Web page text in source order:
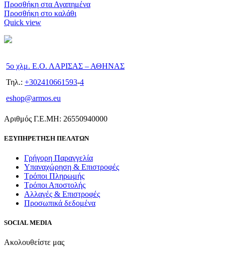
Προσθήκη στα Αγαπημένα
Προσθήκη στο καλάθι
Quick view
5ο χλμ. Ε.Ο. ΛΑΡΙΣΑΣ – ΑΘΗΝΑΣ
Τηλ.: +302410661593-4
eshop@armos.eu
Αριθμός Γ.Ε.ΜΗ: 26550940000
ΕΞΥΠΗΡΕΤΗΣΗ ΠΕΛΑΤΩΝ
Γρήγορη Παραγγελία
Υπαναχώρηση & Επιστροφές
Τρόποι Πληρωμής
Τρόποι Αποστολής
Αλλαγές & Επιστροφές
Προσωπικά δεδομένα
SOCIAL MEDIA
Ακολουθείστε μας